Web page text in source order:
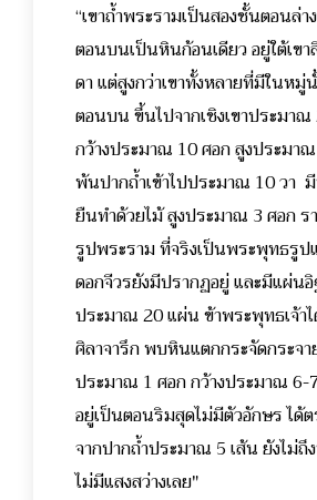
“เขาถ้ำพระรามเป็นสองชั้นตอนล่
ตอนบนเป็นหินก้อนเดียว อยู่ใต้เขา
ดา แต่สูงกว่าเขาทั้งหลายที่มีในหมู่
ตอนบน ขึ้นไปจากเชิงเขาประมาณ
กว้างประมาณ 10 ศอก สูงประมา
พ้นปากถ้ำเข้าไปประมาณ 10 วา
ยืนทำด้วยไม้ สูงประมาณ 3 ศอก ร
รูปพระราม ที่จริงเป็นพระพุทธรูป
ดอกจีวรยังมีปรากฏอยู่ และมีแผ่นอิ
ประมาณ 20 แผ่น ข้าพระพุทธเจ้า
ศิลาจารึก พบหินแตกกระจัดกระจา
ประมาณ 1 ศอก กว้างประมาณ 6-
อยู่เป็นตอนริมสุดไม่มีตัวอักษร ได้ต
จากปากถ้ำประมาณ 5 เส้น ยังไม่ถึ
ไม่มีแสงสว่างเลย"